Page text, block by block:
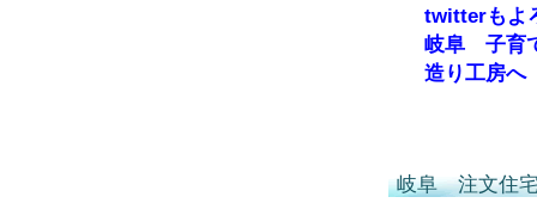
twitterもよ
岐阜 子育
造り工房へ
岐阜 注文住